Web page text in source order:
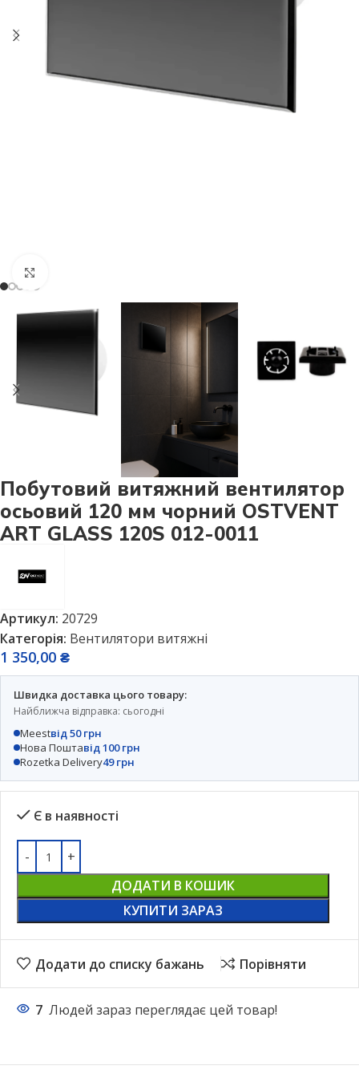
Побутовий витяжний вентилятор
осьовий 120 мм чорний OSTVENT
ART GLASS 120S 012-0011
Артикул: 20729
Категорія: Вентилятори витяжні
1 350,00 ₴
Швидка доставка цього товару:
Найближча відправка: сьогодні
Meestвід 50 грн
Нова Поштавід 100 грн
Rozetka Delivery49 грн
Є в наявності
ДОДАТИ В КОШИК
КУПИТИ ЗАРАЗ
Додати до списку бажань Порівняти
7 Людей зараз переглядає цей товар!